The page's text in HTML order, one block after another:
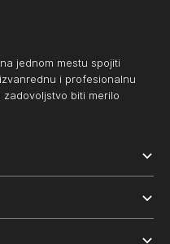
jednom mestu spojiti
i profesionalnu
biti merilo